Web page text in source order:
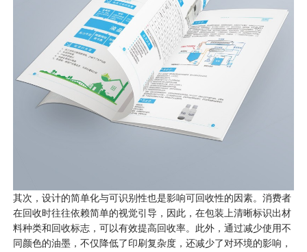
其次，设计的简单化与可识别性也是影响可回收性的因素。消费者
在回收时往往依赖简单的视觉引导，因此，在包装上清晰标识出材
料种类和回收标志，可以有效提高回收率。此外，通过减少使用不
同颜色的油墨，不仅降低了印刷复杂度，还减少了对环境的影响，